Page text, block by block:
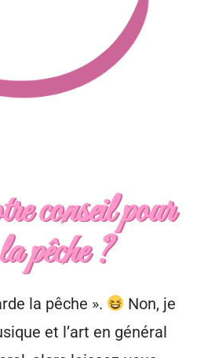
conseil pour
pêche ?
la pêche ».
Non, je
et l’art en général